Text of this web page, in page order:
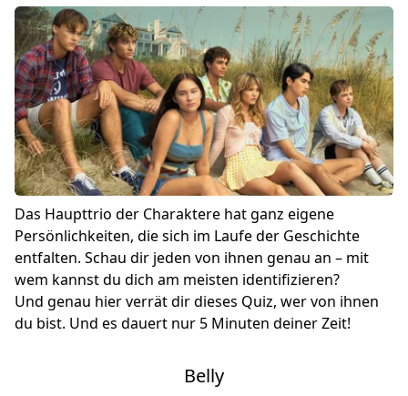
Das Haupttrio der Charaktere hat ganz eigene
Persönlichkeiten, die sich im Laufe der Geschichte
entfalten. Schau dir jeden von ihnen genau an – mit
wem kannst du dich am meisten identifizieren?
Und genau hier verrät dir dieses Quiz, wer von ihnen
du bist. Und es dauert nur 5 Minuten deiner Zeit!
Belly